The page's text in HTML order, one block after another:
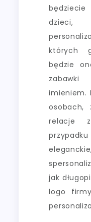
których
będzie
imieniem.
osobach,
relacje
jak
logo